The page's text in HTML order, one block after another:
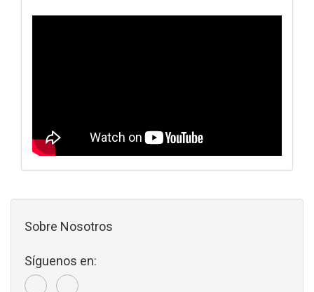
Sobre Nosotros
Síguenos en: